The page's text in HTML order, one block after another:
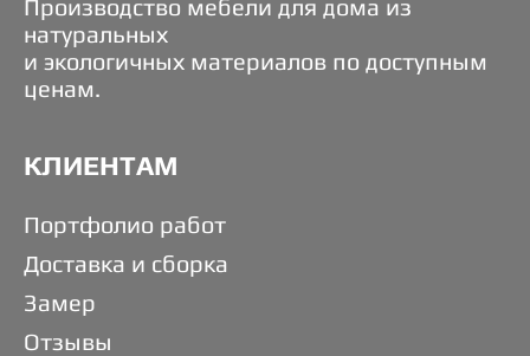
Производство мебели для дома из
натуральных
и экологичных материалов по доступным
ценам.
КЛИЕНТАМ
Портфолио работ
Доставка и сборка
Замер
Отзывы